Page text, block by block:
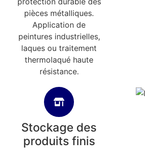
pièces métalliques.
Application de
peintures industrielles,
laques ou traitement
thermolaqué haute
résistance.
Stockage des
produits finis